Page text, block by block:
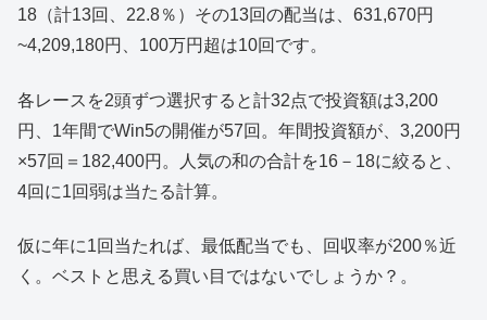
18（計13回、22.8％）その13回の配当は、631,670円
~4,209,180円、100万円超は10回です。
各レースを2頭ずつ選択すると計32点で投資額は3,200
円、1年間でWin5の開催が57回。年間投資額が、3,200円
×57回＝182,400円。人気の和の合計を16－18に絞ると、
4回に1回弱は当たる計算。
仮に年に1回当たれば、最低配当でも、回収率が200％近
く。ベストと思える買い目ではないでしょうか？。